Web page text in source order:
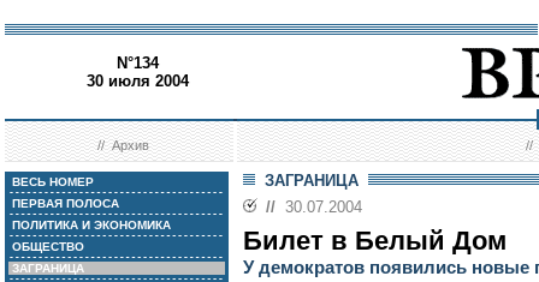
N°134
30 июля 2004
//Архив //
ВЕСЬ НОМЕР
ПЕРВАЯ ПОЛОСА
ПОЛИТИКА И ЭКОНОМИКА
ОБЩЕСТВО
ЗАГРАНИЦА
ЗАГРАНИЦА
// 30.07.2004
Билет в Белый Дом
У демократов появились новые